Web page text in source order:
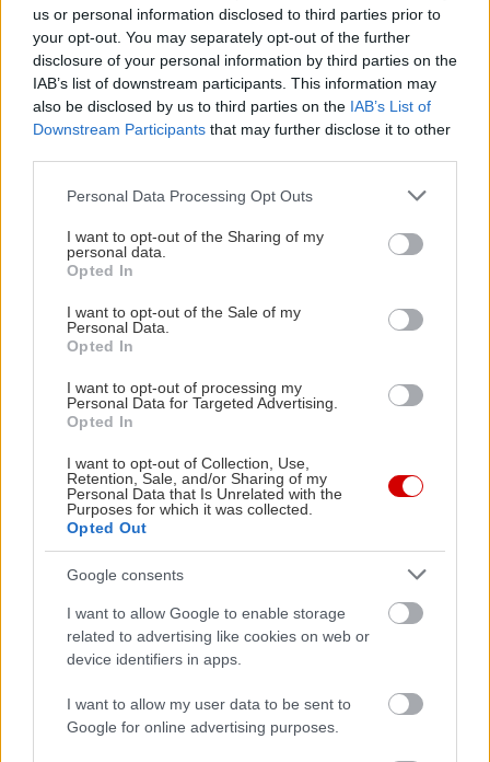
us or personal information disclosed to third parties prior to
your opt-out. You may separately opt-out of the further
disclosure of your personal information by third parties on the
IAB’s list of downstream participants. This information may
also be disclosed by us to third parties on the IAB’s List of
Downstream Participants that may further disclose it to other
Please note that this website/app uses one or more Google
not limited to your visit or usage behaviour. You may click to
grant or deny consent to Google and its third-party tags to
use your data for below specified purposes in below Google
consent section.
Personal Data Processing Opt Outs
I want to opt-out of the Sharing of my
personal data.
Opted In
I want to opt-out of the Sale of my
Personal Data.
Opted In
I want to opt-out of processing my
Personal Data for Targeted Advertising.
Opted In
I want to opt-out of Collection, Use,
Retention, Sale, and/or Sharing of my
Personal Data that Is Unrelated with the
Purposes for which it was collected.
Opted Out
Google consents
I want to allow Google to enable storage
related to advertising like cookies on web or
device identifiers in apps.
I want to allow my user data to be sent to
Google for online advertising purposes.
τυρί light
Βραδινό: Μακαρονοσαλάτα με πένες ολικής και
φιλέτο κοτόπουλου
Σε κάθε περίπτωση πειραματίσου για το ποιες
αλλαγές σε βοηθούν μεμονωμένα ή συνδυαστικά.
Αν όμως τα συμπτώματα σε ταλαιπωρούν για δύο
ή περισσότερες φορές την εβδομάδα, θα πρέπει
Με πληροφορίες από Iatronet